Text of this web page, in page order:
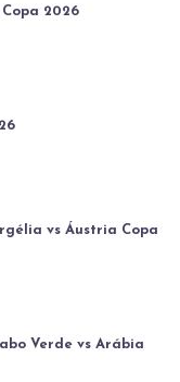
2026
vs Áustria Copa
Verde vs Arábia